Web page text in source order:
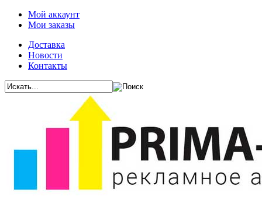
Мой аккаунт
Мои заказы
Доставка
Новости
Контакты